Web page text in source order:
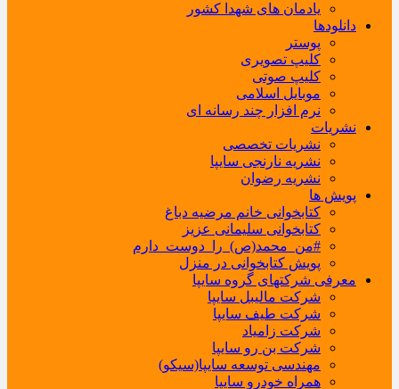
یادمان های شهدا کشور
دانلودها
پوستر
کلیپ تصویری
کلیپ صوتی
موبایل اسلامی
نرم افزار چند رسانه ای
نشریات
نشریات تخصصی
نشریه نارنجی سایپا
نشریه رضوان
پویش ها
کتابخوانی خانم مرضیه دباغ
کتابخوانی سلیمانی عزیز
#من_محمد(ص)_را_دوست_دارم
پویش کتابخوانی در منزل
معرفی شرکتهای گروه سایپا
شرکت مالیبل سایپا
شرکت طیف سایپا
شرکت زامیاد
شرکت بن رو سایپا
مهندسی توسعه سایپا(سیکو)
همراه خودرو سایپا